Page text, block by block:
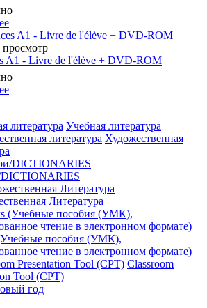
A1 - Livre de l'élève + DVD-ROM
Учебная литература
Художественная
Литература
пособия (УМК),
чтение в электронном формате)
Classroom
Tool (CPT)
год